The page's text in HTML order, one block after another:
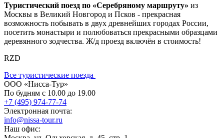
Туристический поезд по «Серебряному маршруту» из
Москвы в Великий Новгород и Псков - прекрасная
возможность побывать в двух древнейших городах России,
посетить монастыри и полюбоваться прекрасными образцами
деревянного зодчества. Ж/д проезд включён в стоимость!
RZD
Все туристические поезда
ООО «Нисса-Тур»
По будням с 10.00 до 19.00
+7 (495) 974-77-74
Электронная почта:
info@nissa-tour.ru
Наш офис: